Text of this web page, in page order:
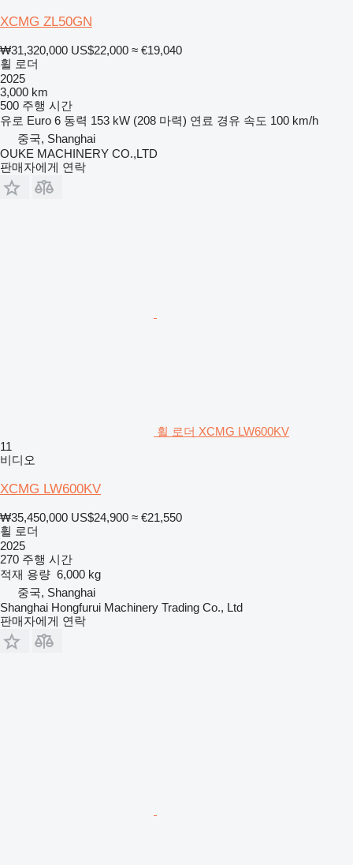
XCMG ZL50GN
₩31,320,000 US$22,000 ≈ €19,040
휠 로더
2025
3,000 km
500 주행 시간
유로 Euro 6 동력 153 kW (208 마력) 연료 경유 속도 100 km/h
중국, Shanghai
OUKE MACHINERY CO.,LTD
판매자에게 연락
휠 로더 XCMG LW600KV
11
비디오
XCMG LW600KV
₩35,450,000 US$24,900 ≈ €21,550
휠 로더
2025
270 주행 시간
적재 용량 6,000 kg
중국, Shanghai
Shanghai Hongfurui Machinery Trading Co., Ltd
판매자에게 연락